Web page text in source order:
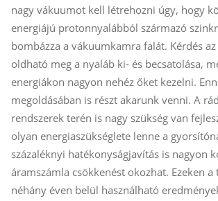
nagy vákuumot kell létrehozni úgy, hogy
energiájú protonnyalábból származó
bombázza a vákuumkamra falát. Kérdés
oldható meg a nyaláb ki- és becsatolása,
energiákon nagyon nehéz őket kezelni.
megoldásában is részt akarunk venni. A
rendszerek terén is nagy szükség van
olyan energiaszükséglete lenne a
százaléknyi hatékonyságjavítás is nagyon
áramszámla csökkenést okozhat. Ezeken
néhány éven belül használható